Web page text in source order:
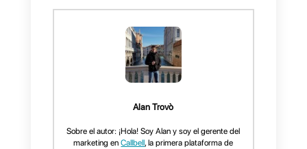
cuenta en
Callbell?
Haz clic para comenzar